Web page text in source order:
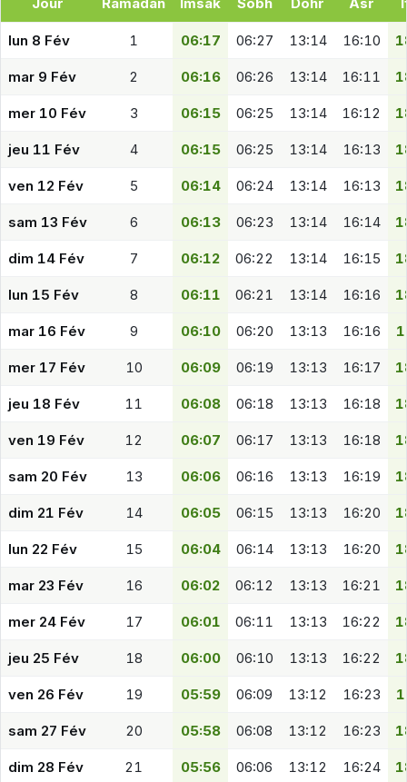
lun 8 Fév 1 06:17 06:27 13:14 16:10
mar 9 Fév 2 06:16 06:26 13:14 16:11
mer 10 Fév 3 06:15 06:25 13:14 16:12
jeu 11 Fév 4 06:15 06:25 13:14 16:13
ven 12 Fév 5 06:14 06:24 13:14 16:13
sam 13 Fév 6 06:13 06:23 13:14 16:14
dim 14 Fév 7 06:12 06:22 13:14 16:15
lun 15 Fév 8 06:11 06:21 13:14 16:16
mar 16 Fév 9 06:10 06:20 13:13 16:16
mer 17 Fév 10 06:09 06:19 13:13 16:17
jeu 18 Fév 11 06:08 06:18 13:13 16:18
ven 19 Fév 12 06:07 06:17 13:13 16:18
sam 20 Fév 13 06:06 06:16 13:13 16:19
dim 21 Fév 14 06:05 06:15 13:13 16:20
lun 22 Fév 15 06:04 06:14 13:13 16:20
mar 23 Fév 16 06:02 06:12 13:13 16:21
mer 24 Fév 17 06:01 06:11 13:13 16:22
jeu 25 Fév 18 06:00 06:10 13:13 16:22
ven 26 Fév 19 05:59 06:09 13:12 16:23
sam 27 Fév 20 05:58 06:08 13:12 16:23
dim 28 Fév 21 05:56 06:06 13:12 16:24